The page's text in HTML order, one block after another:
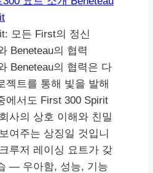
모든 First의 정신
Beneteau의 협력
Beneteau의 협력은 다
젝트를 통해 빛을 발해
에서도 First 300 Spirit
사의 상호 이해와 친밀
여주는 상징일 것입니
루저 레이싱 요트가 갖
— 우아함, 성능, 기능